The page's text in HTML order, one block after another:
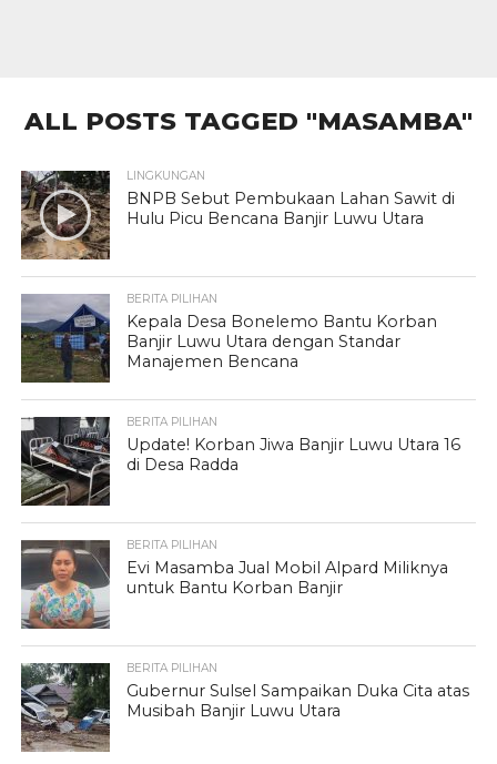
ALL POSTS TAGGED "MASAMBA"
LINGKUNGAN
BNPB Sebut Pembukaan Lahan Sawit di
Hulu Picu Bencana Banjir Luwu Utara
BERITA PILIHAN
Kepala Desa Bonelemo Bantu Korban
Banjir Luwu Utara dengan Standar
Manajemen Bencana
BERITA PILIHAN
Update! Korban Jiwa Banjir Luwu Utara 16
di Desa Radda
BERITA PILIHAN
Evi Masamba Jual Mobil Alpard Miliknya
untuk Bantu Korban Banjir
BERITA PILIHAN
Gubernur Sulsel Sampaikan Duka Cita atas
Musibah Banjir Luwu Utara